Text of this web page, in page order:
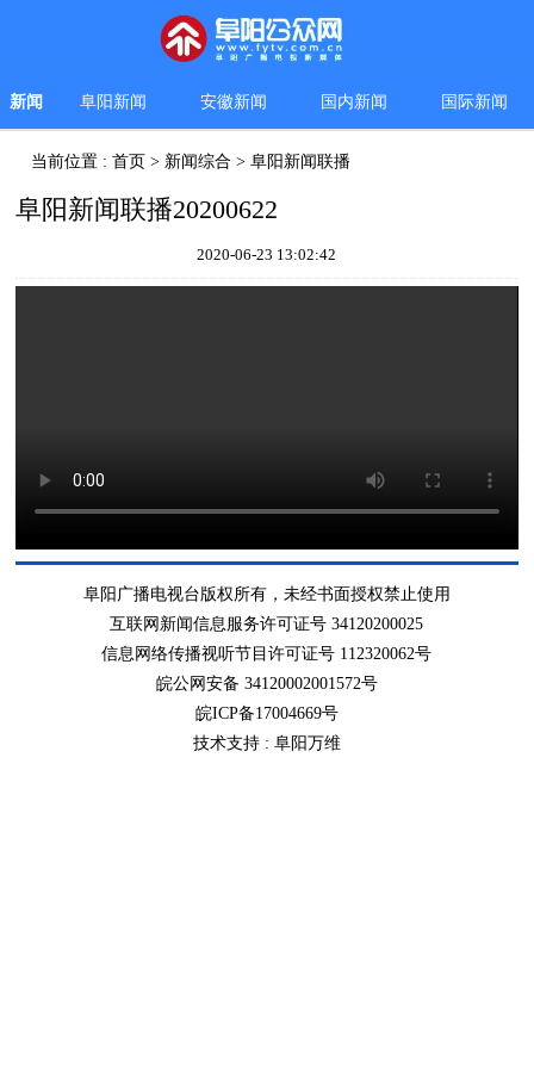
新闻 阜阳新闻 安徽新闻 国内新闻 国际新闻
当前位置 :首页 > 新闻综合 >阜阳新闻联播
阜阳新闻联播20200622
2020-06-23 13:02:42
阜阳广播电视台版权所有，未经书面授权禁止使用
互联网新闻信息服务许可证号 34120200025
信息网络传播视听节目许可证号 112320062号
皖公网安备 34120002001572号
皖ICP备17004669号
技术支持 : 阜阳万维